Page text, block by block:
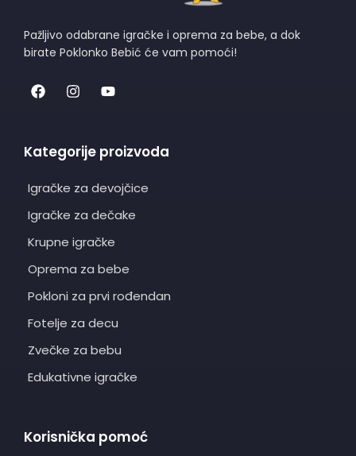
Pažljivo odabrane igračke i oprema za bebe, a dok
birate Poklonko Bebić će vam pomoći!
Kategorije proizvoda
Igračke za devojčice
Igračke za dečake
Krupne igračke
Oprema za bebe
Pokloni za prvi rođendan
Fotelje za decu
Zvečke za bebu
Edukativne igračke
Korisnička pomoć